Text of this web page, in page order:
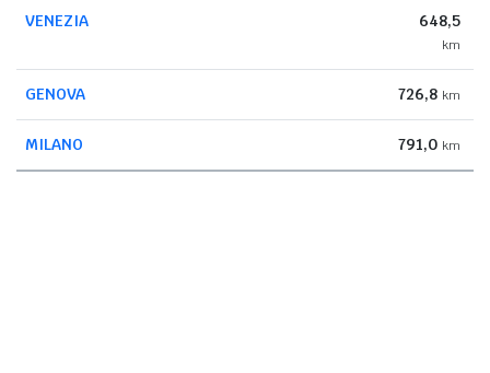
VENEZIA 648,5
km
GENOVA 726,8 km
MILANO 791,0 km